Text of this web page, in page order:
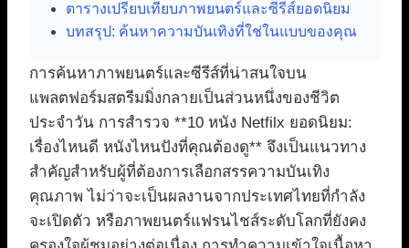
ตารางเปรียบเทียบภาพยนตร์และซีรีส์ยอดนิยม
บทสรุป: ค้นหาความบันเทิงที่ใช่ในแบบของคุณ
การค้นหาภาพยนตร์และซีรีส์ที่น่าสนใจบน
แพลตฟอร์มสตรีมมิ่งกลายเป็นส่วนหนึ่งของชีวิต
ประจำวัน การสำรวจ **10 หนัง Netfilx ยอดนิยม:
เรื่องไหนดี หนังไหนปังที่คุณต้องดู** จึงเป็นแนวทาง
สำคัญสำหรับผู้ที่ต้องการเลือกสรรความบันเทิง
คุณภาพ ไม่ว่าจะเป็นผลงานจากประเทศไทยที่กำลัง
จะเปิดตัว หรือภาพยนตร์แฟรนไชส์ระดับโลกที่ยังคง